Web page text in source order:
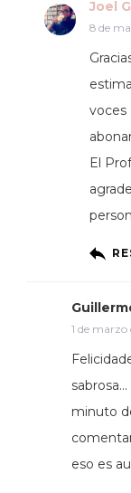
Joel
8 de
voces
El
1 de marzo
minuto
eso es